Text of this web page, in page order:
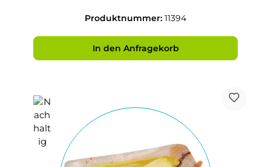
Produktnummer: 11394
In den Anfragekorb